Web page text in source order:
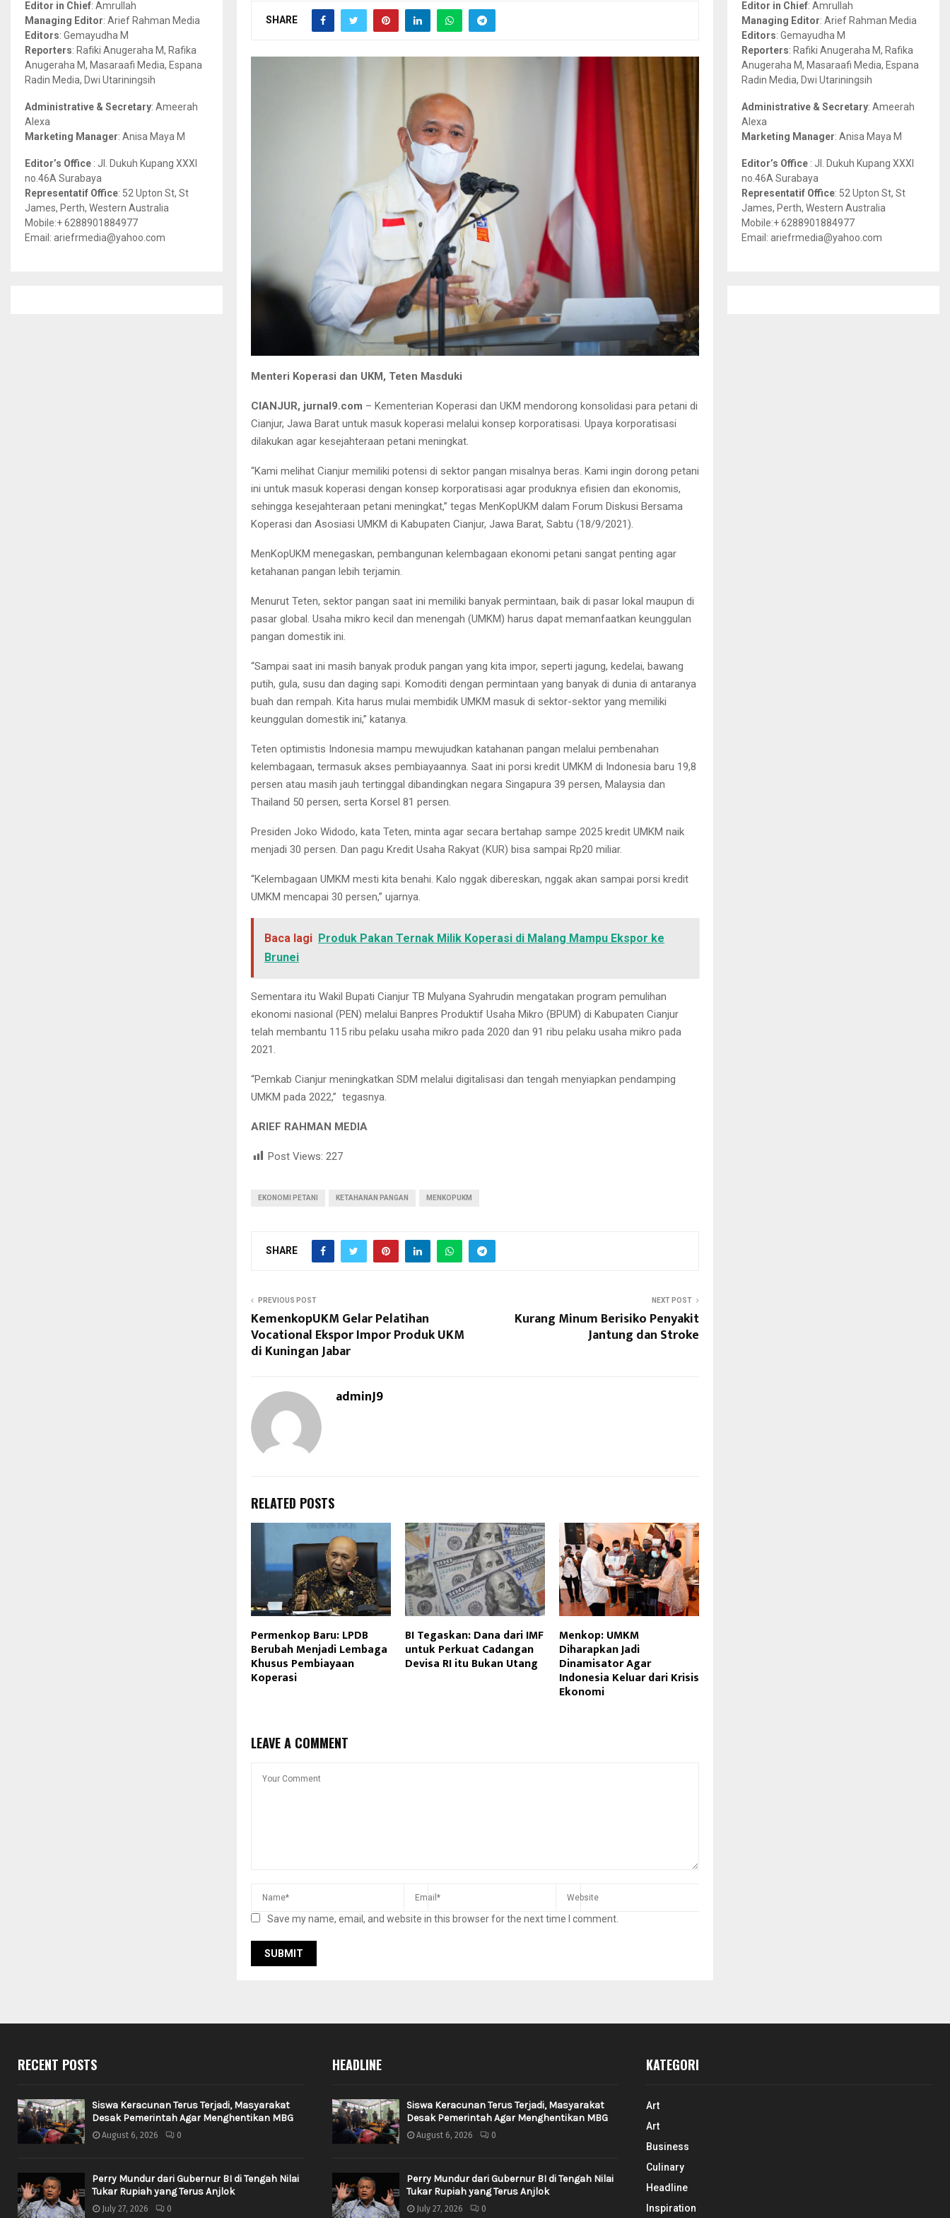
SHARE
Menteri Koperasi dan UKM, Teten Masduki
CIANJUR, jurnal9.com – Kementerian Koperasi dan UKM mendorong konsolidasi para petani di
Cianjur, Jawa Barat untuk masuk koperasi melalui konsep korporatisasi. Upaya korporatisasi
dilakukan agar kesejahteraan petani meningkat.
“Kami melihat Cianjur memiliki potensi di sektor pangan misalnya beras. Kami ingin dorong petani
ini untuk masuk koperasi dengan konsep korporatisasi agar produknya efisien dan ekonomis,
sehingga kesejahteraan petani meningkat,” tegas MenKopUKM dalam Forum Diskusi Bersama
Koperasi dan Asosiasi UMKM di Kabupaten Cianjur, Jawa Barat, Sabtu (18/9/2021).
MenKopUKM menegaskan, pembangunan kelembagaan ekonomi petani sangat penting agar
ketahanan pangan lebih terjamin.
Menurut Teten, sektor pangan saat ini memiliki banyak permintaan, baik di pasar lokal maupun di
pasar global. Usaha mikro kecil dan menengah (UMKM) harus dapat memanfaatkan keunggulan
pangan domestik ini.
“Sampai saat ini masih banyak produk pangan yang kita impor, seperti jagung, kedelai, bawang
putih, gula, susu dan daging sapi. Komoditi dengan permintaan yang banyak di dunia di antaranya
buah dan rempah. Kita harus mulai membidik UMKM masuk di sektor-sektor yang memiliki
keunggulan domestik ini,” katanya.
Teten optimistis Indonesia mampu mewujudkan katahanan pangan melalui pembenahan
kelembagaan, termasuk akses pembiayaannya. Saat ini porsi kredit UMKM di Indonesia baru 19,8
persen atau masih jauh tertinggal dibandingkan negara Singapura 39 persen, Malaysia dan
Thailand 50 persen, serta Korsel 81 persen.
Presiden Joko Widodo, kata Teten, minta agar secara bertahap sampe 2025 kredit UMKM naik
menjadi 30 persen. Dan pagu Kredit Usaha Rakyat (KUR) bisa sampai Rp20 miliar.
“Kelembagaan UMKM mesti kita benahi. Kalo nggak dibereskan, nggak akan sampai porsi kredit
UMKM mencapai 30 persen,” ujarnya.
Baca lagi Produk Pakan Ternak Milik Koperasi di Malang Mampu Ekspor ke
Brunei
Sementara itu Wakil Bupati Cianjur TB Mulyana Syahrudin mengatakan program pemulihan
ekonomi nasional (PEN) melalui Banpres Produktif Usaha Mikro (BPUM) di Kabupaten Cianjur
telah membantu 115 ribu pelaku usaha mikro pada 2020 dan 91 ribu pelaku usaha mikro pada
2021.
“Pemkab Cianjur meningkatkan SDM melalui digitalisasi dan tengah menyiapkan pendamping
UMKM pada 2022,” tegasnya.
ARIEF RAHMAN MEDIA
Post Views: 227
EKONOMI PETANI KETAHANAN PANGAN MENKOPUKM
SHARE
PREVIOUS POST
KemenkopUKM Gelar Pelatihan
Vocational Ekspor Impor Produk UKM
di Kuningan Jabar
NEXT POST
Kurang Minum Berisiko Penyakit
Jantung dan Stroke
adminJ9
RELATED POSTS
Permenkop Baru: LPDB
Berubah Menjadi Lembaga
Khusus Pembiayaan
Koperasi
BI Tegaskan: Dana dari IMF
untuk Perkuat Cadangan
Devisa RI itu Bukan Utang
Menkop: UMKM
Diharapkan Jadi
Dinamisator Agar
Indonesia Keluar dari Krisis
Ekonomi
LEAVE A COMMENT
Save my name, email, and website in this browser for the next time I comment.
r
:
R
H
Editor in Chief: Amrullah
Managing Editor: Arief Rahman Media
Editors: Gemayudha M
Reporters: Rafiki Anugeraha M, Rafika
Anugeraha M, Masaraafi Media, Espana
Radin Media, Dwi Utariningsih
Administrative & Secretary: Ameerah
Alexa
Marketing Manager: Anisa Maya M
Editor’s Office : Jl. Dukuh Kupang XXXI
no.46A Surabaya
Representatif Office: 52 Upton St, St
James, Perth, Western Australia
Mobile:+ 6288901884977
Email: ariefrmedia@yahoo.com
r
:
R
H
Editor in Chief: Amrullah
Managing Editor: Arief Rahman Media
Editors: Gemayudha M
Reporters: Rafiki Anugeraha M, Rafika
Anugeraha M, Masaraafi Media, Espana
Radin Media, Dwi Utariningsih
Administrative & Secretary: Ameerah
Alexa
Marketing Manager: Anisa Maya M
Editor’s Office : Jl. Dukuh Kupang XXXI
no.46A Surabaya
Representatif Office: 52 Upton St, St
James, Perth, Western Australia
Mobile:+ 6288901884977
Email: ariefrmedia@yahoo.com
RECENT POSTS
Siswa Keracunan Terus Terjadi, Masyarakat
Desak Pemerintah Agar Menghentikan MBG
August 6, 2026 0
Perry Mundur dari Gubernur BI di Tengah Nilai
Tukar Rupiah yang Terus Anjlok
July 27, 2026 0
HEADLINE
Siswa Keracunan Terus Terjadi, Masyarakat
Desak Pemerintah Agar Menghentikan MBG
August 6, 2026 0
Perry Mundur dari Gubernur BI di Tengah Nilai
Tukar Rupiah yang Terus Anjlok
July 27, 2026 0
KATEGORI
Art
Art
Business
Culinary
Headline
Inspiration